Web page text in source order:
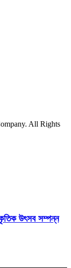
All Rights
উৎসব সম্পন্ন